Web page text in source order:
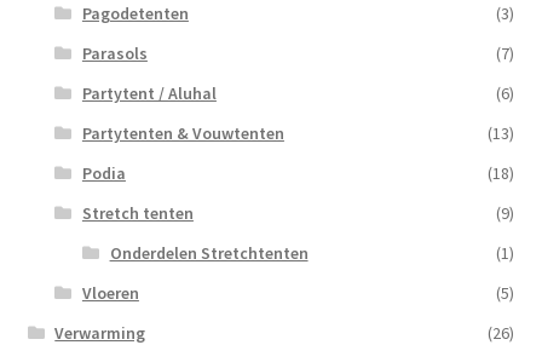
Pagodetenten
(3)
Parasols
(7)
Partytent / Aluhal
(6)
Partytenten & Vouwtenten
(13)
Podia
(18)
Stretch tenten
(9)
Onderdelen Stretchtenten
(1)
Vloeren
(5)
Verwarming
(26)